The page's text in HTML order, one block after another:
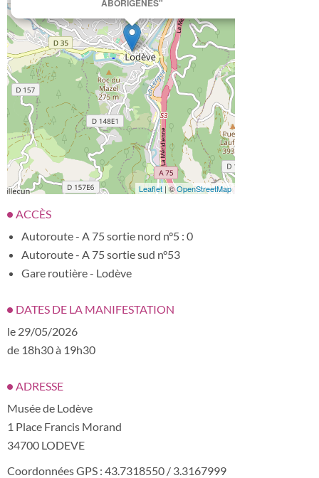
ABORIGÈNES"
Leaflet | ©OpenStreetMap
ACCÈS
Autoroute - A 75 sortie nord n°5 : 0
Autoroute - A 75 sortie sud n°53
Gare routière - Lodève
DATES DE LA MANIFESTATION
le 29/05/2026
de 18h30 à 19h30
ADRESSE
Musée de Lodève
1 Place Francis Morand
34700 LODEVE
Coordonnées GPS : 43.7318550 / 3.3167999